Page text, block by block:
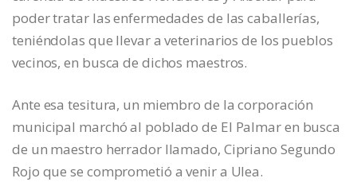
poder tratar las enfermedades de las caballerías,
teniéndolas que llevar a veterinarios de los pueblos
vecinos, en busca de dichos maestros.
Ante esa tesitura, un miembro de la corporación
municipal marchó al poblado de El Palmar en busca
de un maestro herrador llamado, Cipriano Segundo
Rojo que se comprometió a venir a Ulea.